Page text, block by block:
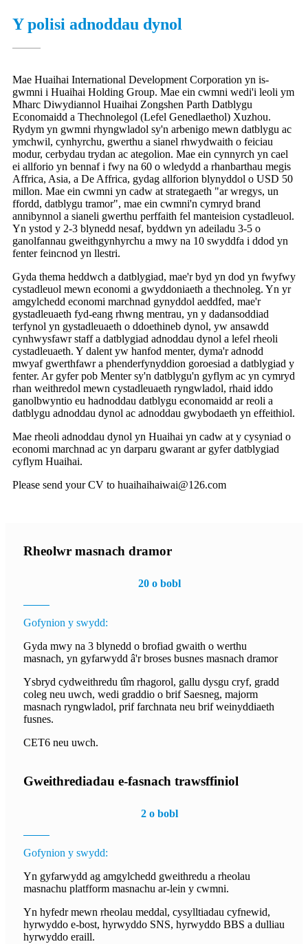
Y polisi adnoddau dynol
Mae Huaihai International Development Corporation yn is-
gwmni i Huaihai Holding Group. Mae ein cwmni wedi'i leoli ym
Mharc Diwydiannol Huaihai Zongshen Parth Datblygu
Economaidd a Thechnolegol (Lefel Genedlaethol) Xuzhou.
Rydym yn gwmni rhyngwladol sy'n arbenigo mewn datblygu ac
ymchwil, cynhyrchu, gwerthu a sianel rhwydwaith o feiciau
modur, cerbydau trydan ac ategolion. Mae ein cynnyrch yn cael
ei allforio yn bennaf i fwy na 60 o wledydd a rhanbarthau megis
Affrica, Asia, a De Affrica, gydag allforion blynyddol o USD 50
millon. Mae ein cwmni yn cadw at strategaeth "ar wregys, un
ffordd, datblygu tramor", mae ein cwmni'n cymryd brand
annibynnol a sianeli gwerthu perffaith fel manteision cystadleuol.
Yn ystod y 2-3 blynedd nesaf, byddwn yn adeiladu 3-5 o
ganolfannau gweithgynhyrchu a mwy na 10 swyddfa i ddod yn
fenter feincnod yn llestri.
Gyda thema heddwch a datblygiad, mae'r byd yn dod yn fwyfwy
cystadleuol mewn economi a gwyddoniaeth a thechnoleg. Yn yr
amgylchedd economi marchnad gynyddol aeddfed, mae'r
gystadleuaeth fyd-eang rhwng mentrau, yn y dadansoddiad
terfynol yn gystadleuaeth o ddoethineb dynol, yw ansawdd
cynhwysfawr staff a datblygiad adnoddau dynol a lefel rheoli
cystadleuaeth. Y dalent yw hanfod menter, dyma'r adnodd
mwyaf gwerthfawr a phenderfynyddion goroesiad a datblygiad y
fenter. Ar gyfer pob Menter sy'n datblygu'n gyflym ac yn cymryd
rhan weithredol mewn cystadleuaeth ryngwladol, rhaid iddo
ganolbwyntio eu hadnoddau datblygu economaidd ar reoli a
datblygu adnoddau dynol ac adnoddau gwybodaeth yn effeithiol.
Mae rheoli adnoddau dynol yn Huaihai yn cadw at y cysyniad o
economi marchnad ac yn darparu gwarant ar gyfer datblygiad
cyflym Huaihai.
Please send your CV to huaihaihaiwai@126.com
Rheolwr masnach dramor
20 o bobl
Gofynion y swydd:
Gyda mwy na 3 blynedd o brofiad gwaith o werthu
masnach, yn gyfarwydd â'r broses busnes masnach dramor
Ysbryd cydweithredu tîm rhagorol, gallu dysgu cryf, gradd
coleg neu uwch, wedi graddio o brif Saesneg, majorm
masnach ryngwladol, prif farchnata neu brif weinyddiaeth
fusnes.
CET6 neu uwch.
Gweithrediadau e-fasnach trawsffiniol
2 o bobl
Gofynion y swydd:
Yn gyfarwydd ag amgylchedd gweithredu a rheolau
masnachu platfform masnachu ar-lein y cwmni.
Yn hyfedr mewn rheolau meddal, cysylltiadau cyfnewid,
hyrwyddo e-bost, hyrwyddo SNS, hyrwyddo BBS a dulliau
hyrwyddo eraill.